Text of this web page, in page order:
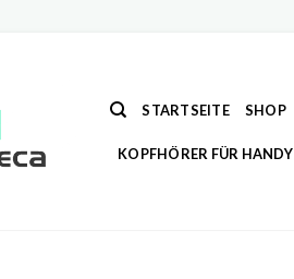
STARTSEITE SHOP
KOPFHÖRER FÜR HANDY